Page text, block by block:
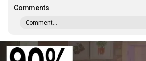
Comments
Comment...